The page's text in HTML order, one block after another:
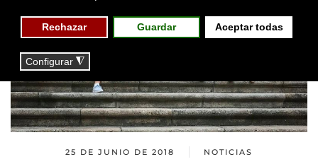
25 DE JUNIO DE 2018 NOTICIAS